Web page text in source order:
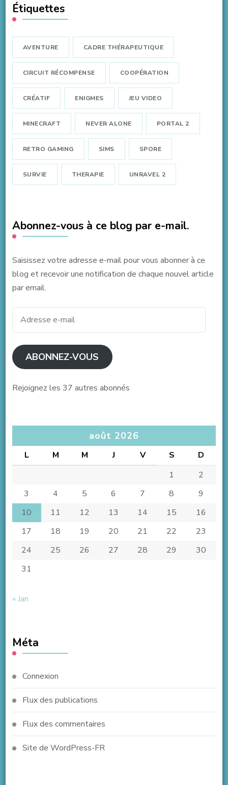
Étiquettes
AVENTURE CADRE THÉRAPEUTIQUE
CIRCUIT RÉCOMPENSE COOPÉRATION
CRÉATIF ENIGMES JEU VIDEO
MINECRAFT NEVER ALONE PORTAL 2
RETRO GAMING SIMS SPORE
SURVIE THERAPIE UNRAVEL 2
Abonnez-vous à ce blog par e-mail.
Saisissez votre adresse e-mail pour vous abonner à ce
blog et recevoir une notification de chaque nouvel article
par email.
ABONNEZ-VOUS
Rejoignez les 37 autres abonnés
août 2026
L M M J V S
D
1
2
3
4 5 6 7 8
9
10
11 12 13 14 15
16
17
18 19 20 21 22
23
24
25 26 27 28 29
30
31
« Jan
Méta
Connexion
Flux des publications
Flux des commentaires
Site de WordPress-FR